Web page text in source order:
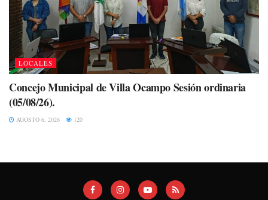
LOCALES
Concejo Municipal de Villa Ocampo Sesión ordinaria
(05/08/26).
AGOSTO 6, 2026 120